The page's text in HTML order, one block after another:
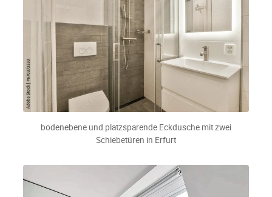
bodenebene und platzsparende Eckdusche mit zwei
Schiebetüren in Erfurt